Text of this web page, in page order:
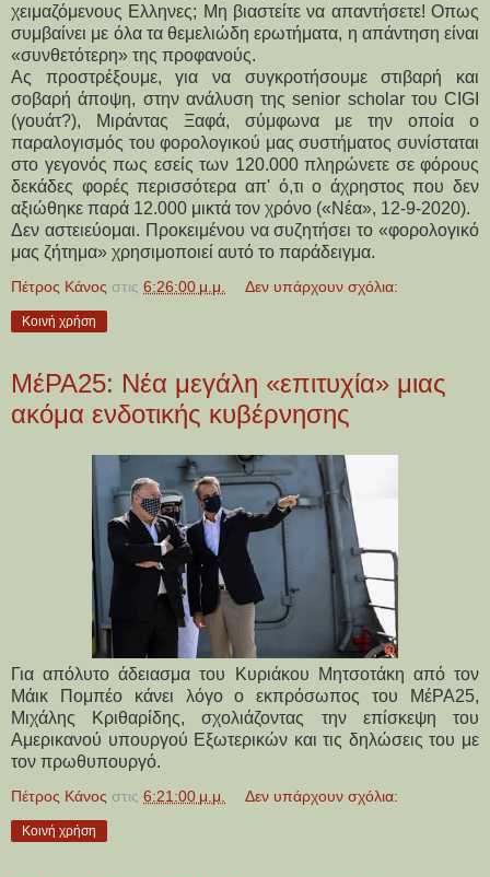
χειμαζόμενους Ελληνες; Μη βιαστείτε να απαντήσετε! Οπως
συμβαίνει με όλα τα θεμελιώδη ερωτήματα, η απάντηση είναι
«συνθετότερη» της προφανούς.
Ας προστρέξουμε, για να συγκροτήσουμε στιβαρή και
σοβαρή άποψη, στην ανάλυση της senior scholar του CIGI
(γουάτ?), Μιράντας Ξαφά, σύμφωνα με την οποία ο
παραλογισμός του φορολογικού μας συστήματος συνίσταται
στο γεγονός πως εσείς των 120.000 πληρώνετε σε φόρους
δεκάδες φορές περισσότερα απ' ό,τι ο άχρηστος που δεν
αξιώθηκε παρά 12.000 μικτά τον χρόνο («Νέα», 12-9-2020).
Δεν αστειεύομαι. Προκειμένου να συζητήσει το «φορολογικό
μας ζήτημα» χρησιμοποιεί αυτό το παράδειγμα.
Πέτρος Κάνος στις 6:26:00 μ.μ. Δεν υπάρχουν σχόλια:
Κοινή χρήση
ΜέΡΑ25: Νέα μεγάλη «επιτυχία» μιας
ακόμα ενδοτικής κυβέρνησης
Για απόλυτο άδειασμα του
Κυριάκου Μητσοτάκη από τον
Μάικ Πομπέοκάνει λόγο ο εκπρόσωπος του ΜέΡΑ25,
Μιχάλης Κριθαρίδης, σχολιάζοντας την επίσκεψη του
Αμερικανού υπουργού Εξωτερικών και τις δηλώσεις του με
τον πρωθυπουργό.
Πέτρος Κάνος στις 6:21:00 μ.μ. Δεν υπάρχουν σχόλια:
Κοινή χρήση